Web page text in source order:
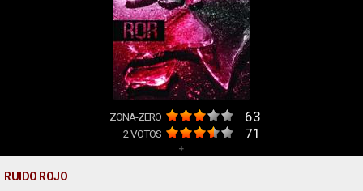
ZONA-ZERO 63
2VOTOS 71
+
RUIDO ROJO